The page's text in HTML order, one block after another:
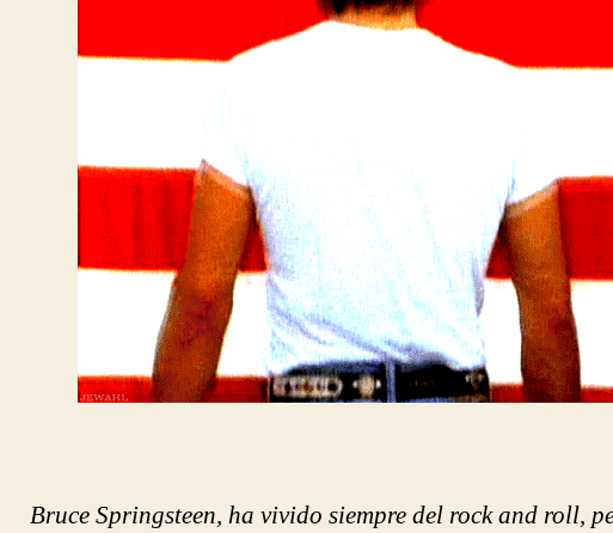
Bruce
Springsteen,
sanación
en
escena
Bruce Springsteen, ha vivido siempre del rock and roll,